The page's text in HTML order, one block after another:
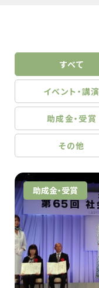
すべて
イベント・講演
助成金・受賞
その他
助成金・受賞